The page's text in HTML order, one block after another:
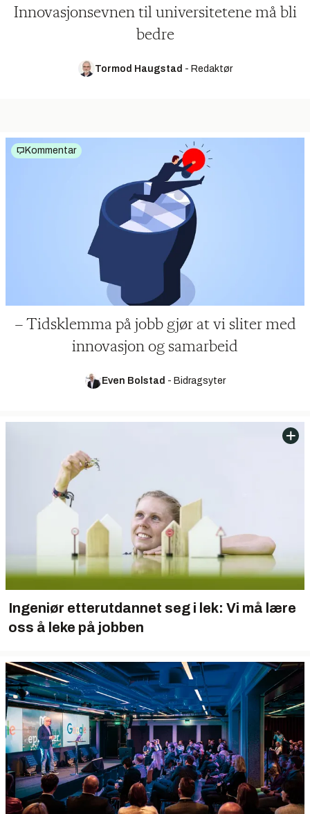
Innovasjonsevnen til universitetene må bli
bedre
Tormod Haugstad - Redaktør
Kommentar
– Tidsklemma på jobb gjør at vi sliter med
innovasjon og samarbeid
Even Bolstad - Bidragsyter
Ingeniør etterutdannet seg i lek: Vi må lære
oss å leke på jobben